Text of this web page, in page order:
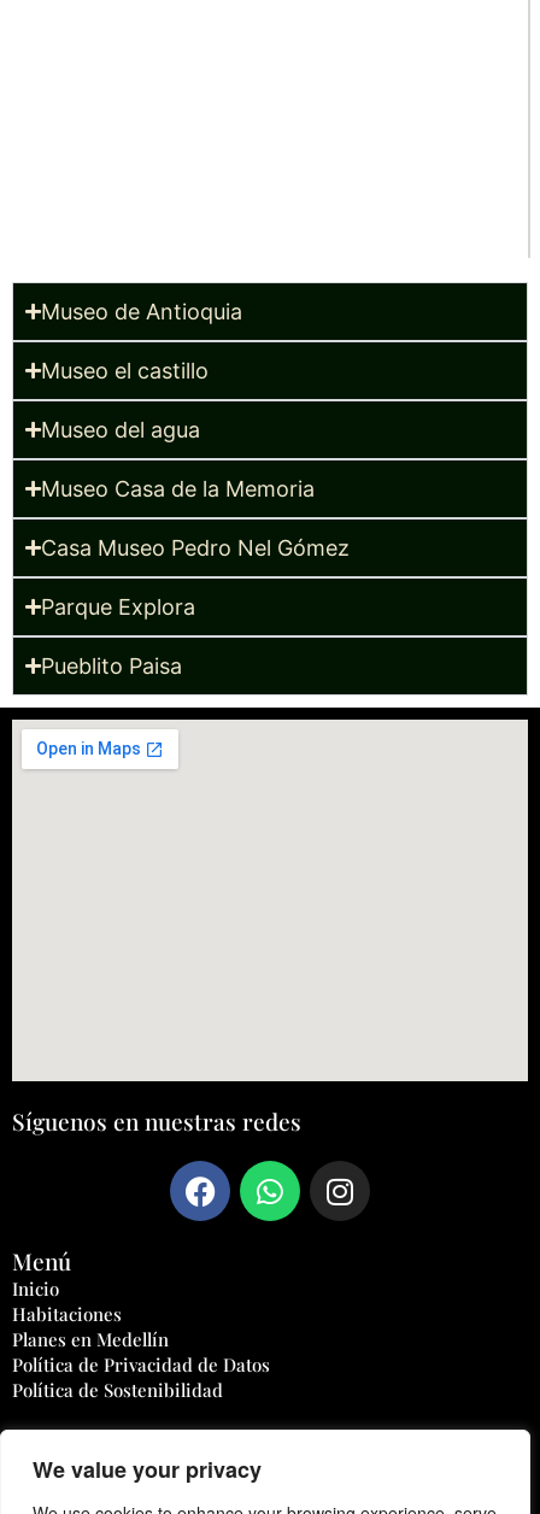
We value your privacy
Museo de Antioquia
Museo el castillo
Museo del agua
Museo Casa de la Memoria
Casa Museo Pedro Nel Gómez
Parque Explora
Pueblito Paisa
Síguenos en nuestras redes
Menú
Inicio
Habitaciones
Planes en Medellín
Política de Privacidad de Datos
Política de Sostenibilidad